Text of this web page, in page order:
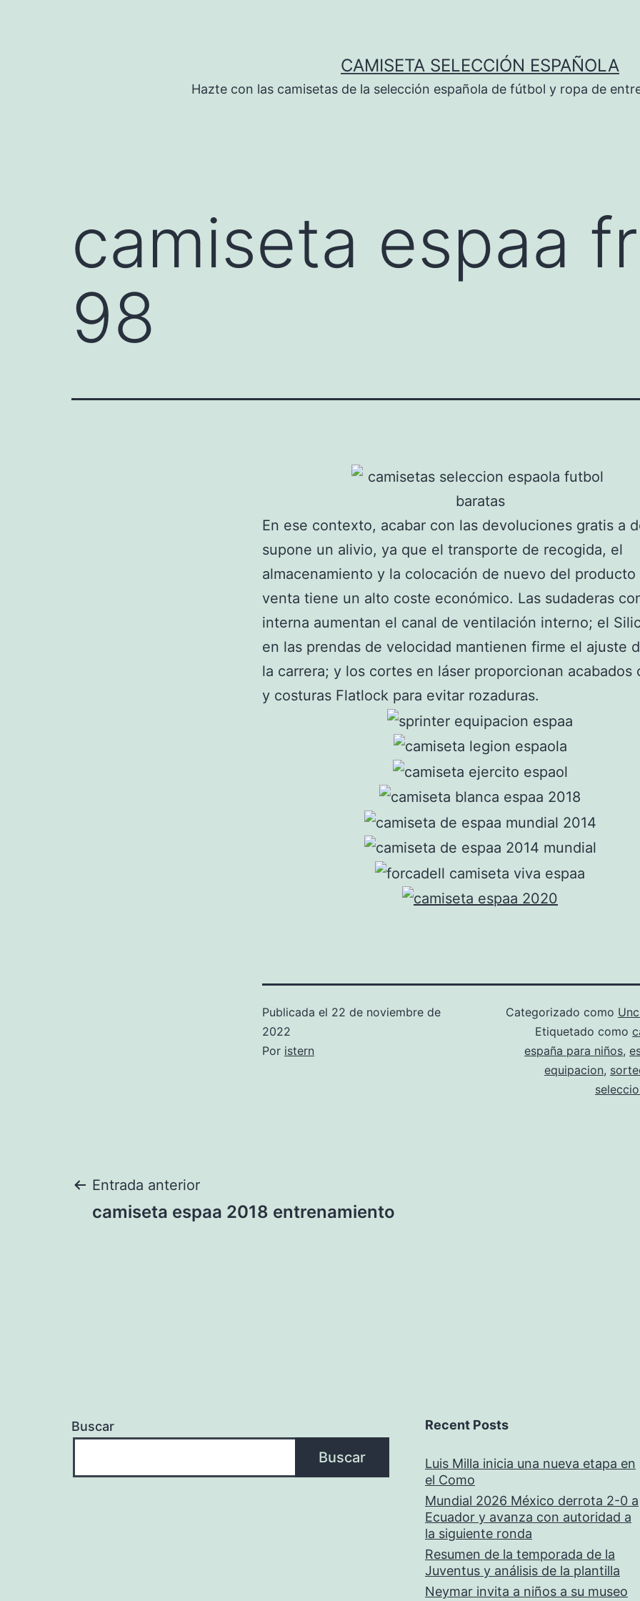
CAMISETA SELECCIÓN ESPAÑOLA
Hazte con las camisetas de la selección española de fútbol y ropa de
camiseta espaa
98
En ese contexto, acabar con las devoluciones gratis a
supone un alivio, ya que el transporte de recogida, el
almacenamiento y la colocación de nuevo del producto
venta tiene un alto coste económico. Las sudaderas
interna aumentan el canal de ventilación interno; el
en las prendas de velocidad mantienen firme el ajuste
la carrera; y los cortes en láser proporcionan acabados
y costuras Flatlock para evitar rozaduras.
Publicada el 22 de noviembre de
2022
Por istern
Categorizado como
Etiquetado como
españa para niños,
equipacion,
Navegación
Entrada anterior
camiseta espaa 2018 entrenamiento
Buscar
Buscar
Recent Posts
Luis Milla inicia una nueva etapa en
el Como
Mundial 2026 México derrota 2-0 a
Ecuador y avanza con autoridad a
la siguiente ronda
Resumen de la temporada de la
Juventus y análisis de la plantilla
Neymar invita a niños a su museo